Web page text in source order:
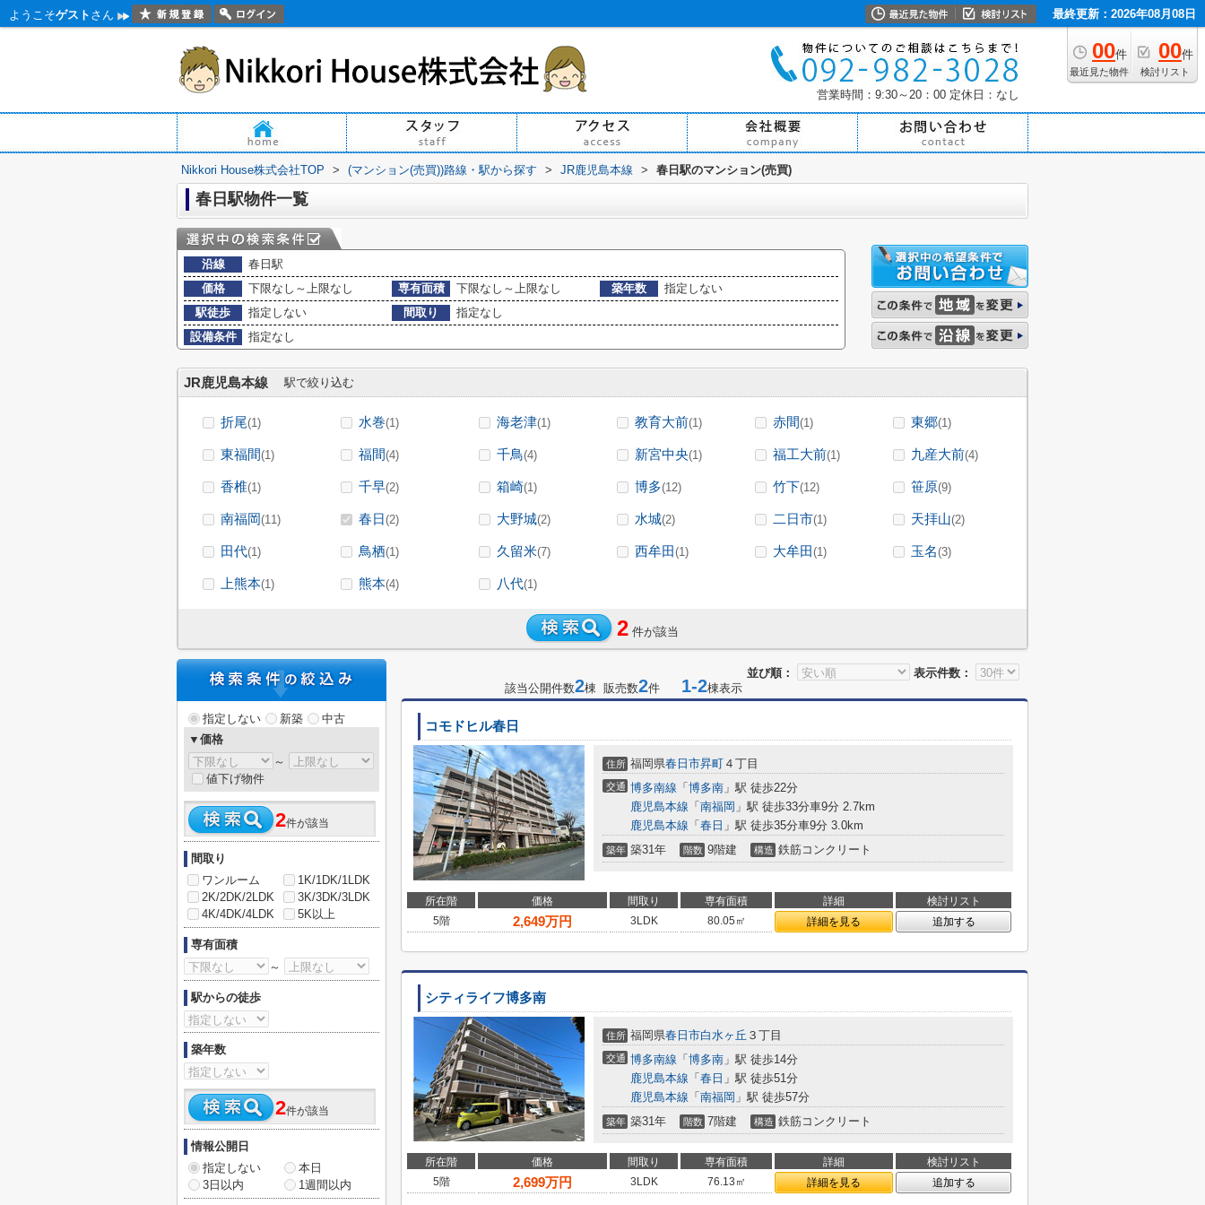
ようこそゲスト さん 最終更新：2026年08月08日
00件
最近見た物件
00件
検討リスト
営業時間：9:30～20：00 定休日：なし
Nikkori House株式会社TOP > (マンション(売買))路線・駅から探す > JR鹿児島本線 > 春日駅のマンション(売買)
春日駅物件一覧
沿線
春日駅
価格
下限なし～上限なし 専有面積 下限なし～上限なし 築年数
指定しない
駅徒歩
指定しない 間取り
指定なし
設備条件
指定なし
JR鹿児島本線 駅で絞り込む
折尾(1) 水巻(1) 海老津(1) 教育大前(1) 赤間(1) 東郷(1)
東福間(1) 福間(4) 千鳥(4) 新宮中央(1) 福工大前(1) 九産大前(4)
香椎(1) 千早(2) 箱崎(1) 博多(12) 竹下(12) 笹原(9)
南福岡(11) 春日(2) 大野城(2) 水城(2) 二日市(1) 天拝山(2)
田代(1) 鳥栖(1) 久留米(7) 西牟田(1) 大牟田(1) 玉名(3)
上熊本(1) 熊本(4) 八代(1)
2 件が該当
並び順：
表示件数：
該当公開件数2棟 販売数2件 1-2棟表示
コモドヒル春日
住所 福岡県春日市昇町 ４丁目
交通 博多南線 「 博多南 」駅 徒歩22分
鹿児島本線 「 南福岡 」駅 徒歩33分車9分 2.7km
鹿児島本線 「 春日 」駅 徒歩35分車9分 3.0km
築年 築31年 階数 9階建 構造 鉄筋コンクリート
所在階 価格 間取り 専有面積 詳細
検討リスト
5階
2,649万円 3LDK 80.05㎡ 詳細を見る 追加する
シティライフ博多南
住所 福岡県春日市白水ヶ丘 ３丁目
交通 博多南線 「 博多南 」駅 徒歩14分
鹿児島本線 「 春日 」駅 徒歩51分
鹿児島本線 「 南福岡 」駅 徒歩57分
築年 築31年 階数 7階建 構造 鉄筋コンクリート
所在階 価格 間取り 専有面積 詳細
検討リスト
5階
2,699万円 3LDK 76.13㎡ 詳細を見る 追加する
指定しない 新築
中古
▼価格
～
値下げ物件
2件が該当
間取り
ワンルーム
1K/1DK/1LDK
2K/2DK/2LDK
3K/3DK/3LDK
4K/4DK/4LDK
5K以上
専有面積
～
駅からの徒歩
築年数
2件が該当
情報公開日
指定しない
本日
3日以内
1週間以内